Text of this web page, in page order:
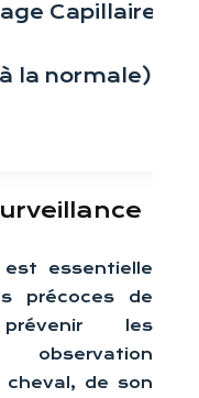
Capillaire
la normale)
est essentielle
précoces de
les
de son